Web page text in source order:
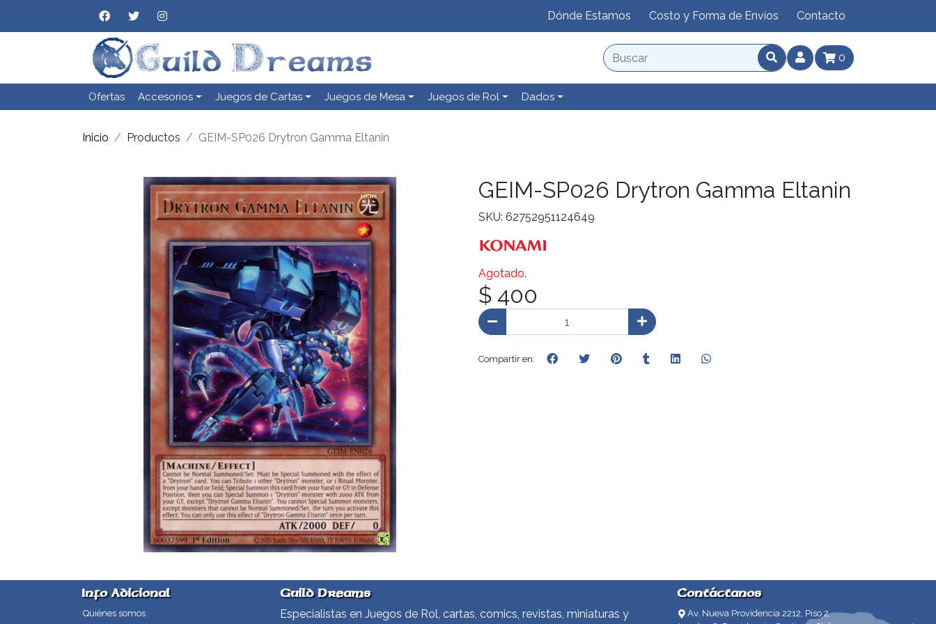
Dónde Estamos Costo y Forma de Envíos Contacto
0
Ofertas Accesorios Juegos de Cartas Juegos de Mesa Juegos de Rol Dados
Inicio Productos GEIM-SP026 Drytron Gamma Eltanin
GEIM-SP026 Drytron Gamma Eltanin
SKU: 62752951124649
Agotado.
$ 400
Compartir en:
Info Adicional
Quiénes somos
Guild Dreams
Especialistas en Juegos de Rol, cartas, comics, revistas, miniaturas y
Contáctanos
Av. Nueva Providencia 2212, Piso 2,